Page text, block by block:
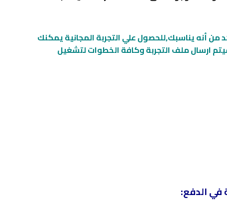
من أنه يناسبك,للحصول علي التجربة المجانية يمكنك
مباشرة من خلال هذه المقالة عن طريق ترك تعليق بالاسفل او من خلال الواتس اب 00201096262450,سيتم ارسال ملف التجربة وكافة الخطوات لتشغيل
في الدفع: